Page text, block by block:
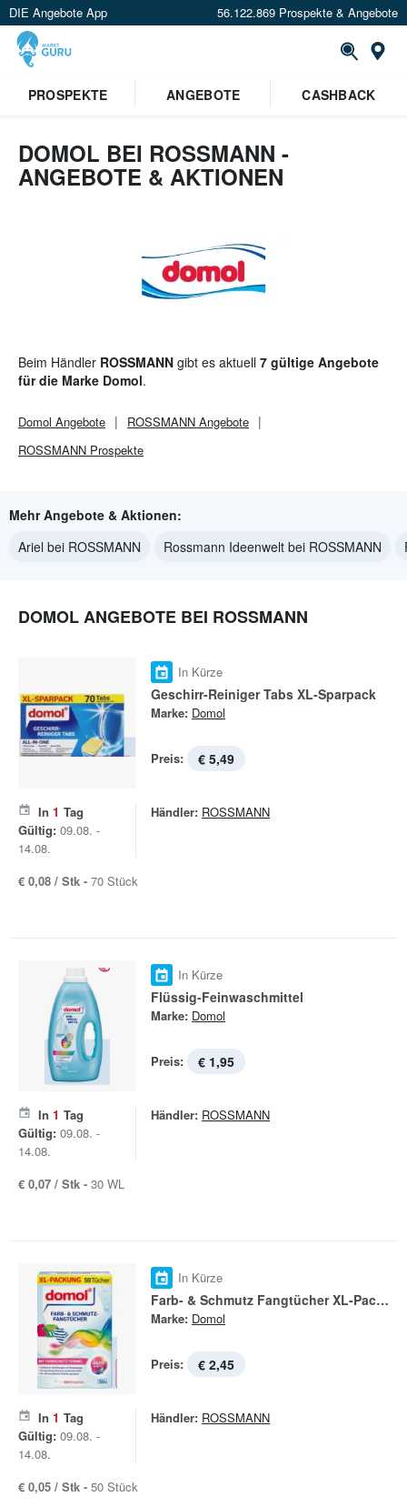
DIE Angebote App 56.122.869 Prospekte & Angebote
Standort festlegen
PROSPEKTE ANGEBOTE CASHBACK
DOMOL BEI ROSSMANN -
ANGEBOTE & AKTIONEN
Beim Händler ROSSMANN gibt es aktuell 7 gültige Angebote
für die Marke Domol.
Domol Angebote ROSSMANN Angebote
ROSSMANN Prospekte
Mehr Angebote & Aktionen:
Ariel bei ROSSMANN
Rossmann Ideenwelt bei ROSSMANN
DOMOL ANGEBOTE BEI ROSSMANN
In Kürze
Geschirr-Reiniger Tabs XL-Sparpack
Marke: Domol
Preis: € 5,49
In 1 Tag
Gültig: 09.08. -
14.08.
Händler: ROSSMANN
€ 0,08 / Stk - 70 Stück
In Kürze
Flüssig-Feinwaschmittel
Marke: Domol
Preis: € 1,95
In 1 Tag
Gültig: 09.08. -
14.08.
Händler: ROSSMANN
€ 0,07 / Stk - 30 WL
In Kürze
Farb- & Schmutz Fangtücher XL-Packung
Marke: Domol
Preis: € 2,45
In 1 Tag
Gültig: 09.08. -
14.08.
Händler: ROSSMANN
€ 0,05 / Stk - 50 Stück